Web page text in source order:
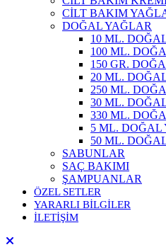
CİLT BAKIM
DOĞAL YAĞLAR
10 ML.
100 ML.
150 GR.
20 ML.
250 ML.
30 ML.
330 ML.
5 ML. DOĞAL
50 ML.
SABUNLAR
SAÇ BAKIMI
ŞAMPUANLAR
ÖZEL SETLER
YARARLI BİLGİLER
İLETİŞİM